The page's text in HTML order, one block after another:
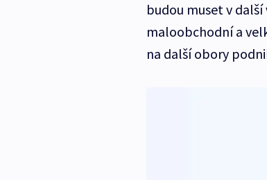
budou muset v
maloobchodní a
na další obory